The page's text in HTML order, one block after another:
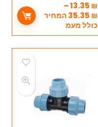
13.35 ₪
–
35.35 ₪
המחיר
כולל מעמ